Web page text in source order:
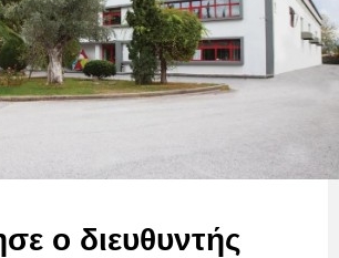
ο διευθυντής